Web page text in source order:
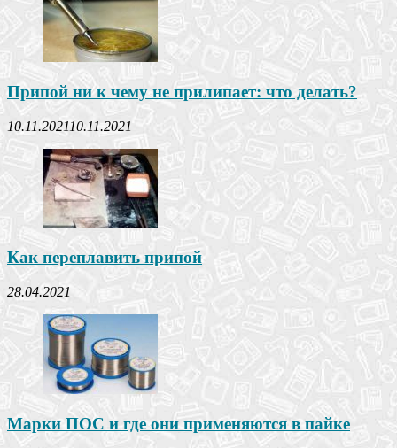
Припой ни к чему не прилипает: что делать?
10.11.202110.11.2021
Как переплавить припой
28.04.2021
Марки ПОС и где они применяются в пайке